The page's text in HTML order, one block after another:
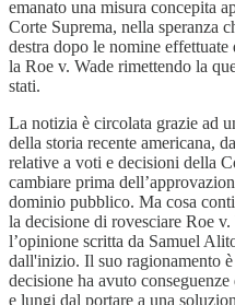
emanato una misura concepita
Corte Suprema, nella speranza
destra dopo le nomine
la Roe v. Wade rimettendo la
stati.
La notizia è circolata grazie ad
della storia recente americana,
relative a voti e decisioni della
cambiare prima
dominio pubblico. Ma cosa
la decisione di rovesciare Roe
l’opinione scritta da Samuel
dall'inizio. Il suo ragionamento
decisione ha avuto
e lungi dal portare a una